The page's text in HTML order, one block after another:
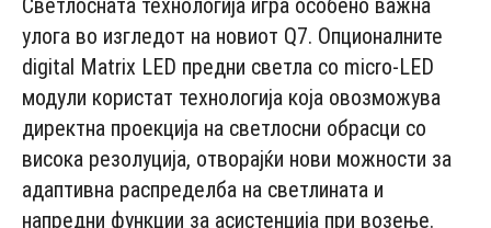
улога во изгледот на новиот Q7. Опционалните
digital Matrix LED предни светла со micro-LED
модули користат технологија која овозможува
директна проекција на светлосни обрасци со
висока резолуција, отворајќи нови можности за
адаптивна распределба на светлината и
напредни функции за асистенција при возење.